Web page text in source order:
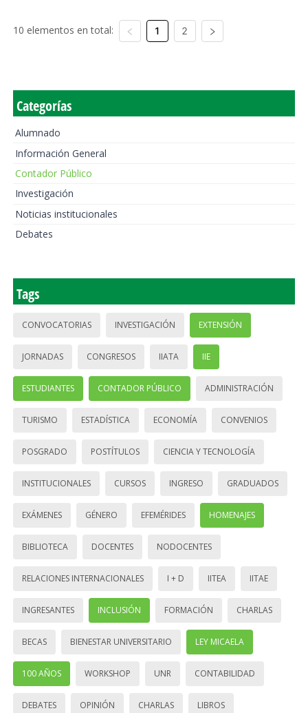
10 elementos en total: 1 2
Categorías
Alumnado
Información General
Contador Público
Investigación
Noticias institucionales
Debates
Tags
CONVOCATORIAS INVESTIGACIÓN EXTENSIÓN
JORNADAS CONGRESOS IIATA IIE
ESTUDIANTES CONTADOR PÚBLICO ADMINISTRACIÓN
TURISMO ESTADÍSTICA ECONOMÍA CONVENIOS
POSGRADO POSTÍTULOS CIENCIA Y TECNOLOGÍA
INSTITUCIONALES CURSOS INGRESO GRADUADOS
EXÁMENES GÉNERO EFEMÉRIDES HOMENAJES
BIBLIOTECA DOCENTES NODOCENTES
RELACIONES INTERNACIONALES I + D IITEA IITAE
INGRESANTES INCLUSIÓN FORMACIÓN CHARLAS
BECAS BIENESTAR UNIVERSITARIO LEY MICAELA
100 AÑOS WORKSHOP UNR CONTABILIDAD
DEBATES OPINIÓN CHARLAS LIBROS